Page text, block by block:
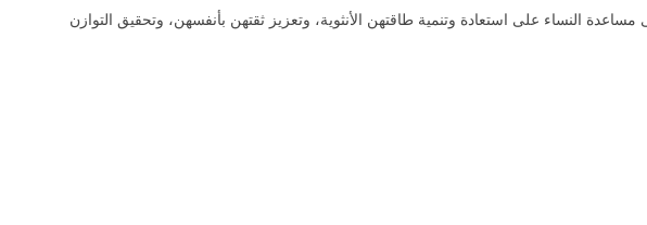
النساء على استعادة وتنمية طاقتهن الأنثوية، وتعزيز ثقتهن بأنفسهن، وتحقيق التوازن